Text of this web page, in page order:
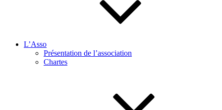
L’Asso
Présentation de l’association
Chartes